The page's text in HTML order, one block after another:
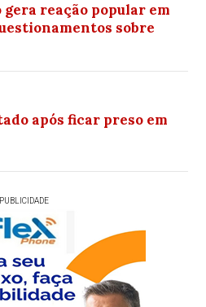
gera reação popular em
sobre
após ficar preso em
PUBLICIDADE